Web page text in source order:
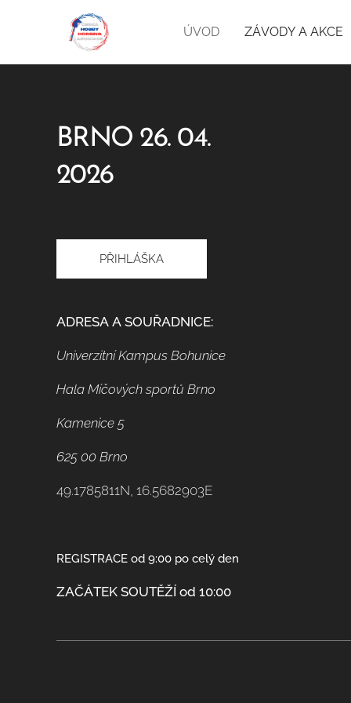
ÚVOD ZÁVODY A AKCE
BRNO 26. 04.
2026
PŘIHLÁŠKA
ADRESA A SOUŘADNICE:
Univerzitní Kampus Bohunice
Hala Míčových sportů Brno
Kamenice 5
625 00 Brno
49.1785811N, 16.5682903E
REGISTRACE od 9:00 po celý den
ZAČÁTEK SOUTĚŽÍ od 10:00